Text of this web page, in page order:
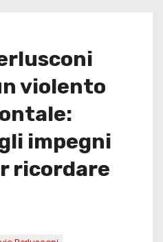
violento
impegni
ricordare